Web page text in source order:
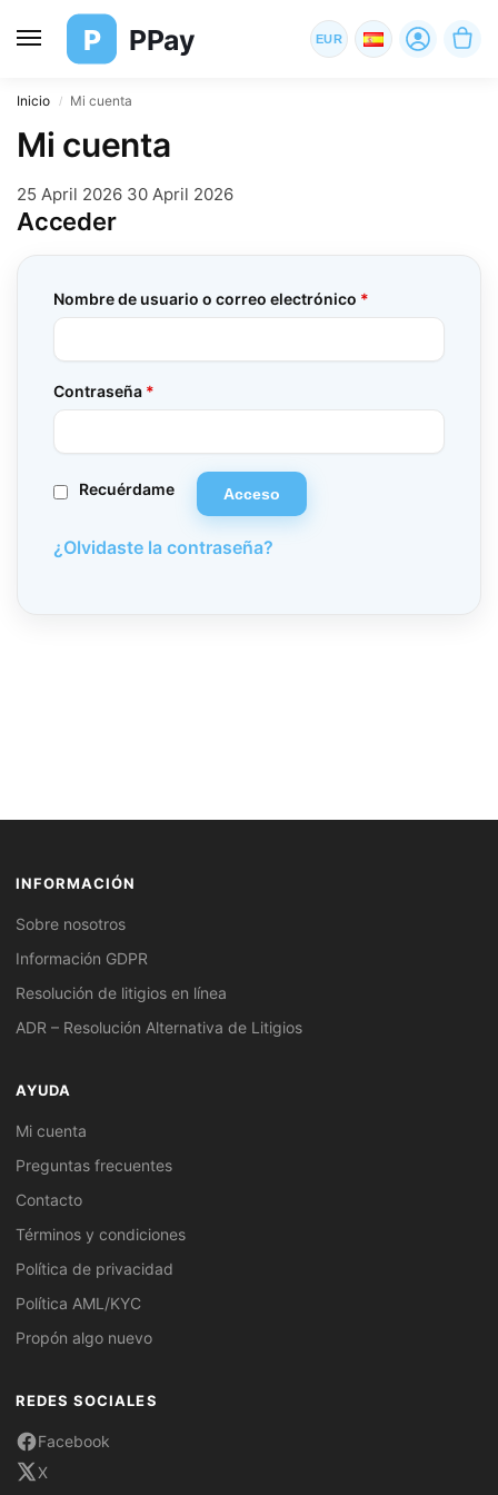
P PPay EUR
Inicio / Mi cuenta
Mi cuenta
25 April 2026 30 April 2026
Acceder
Nombre de usuario o correo electrónico *
Contraseña *
Recuérdame Acceso
¿Olvidaste la contraseña?
INFORMACIÓN
Sobre nosotros
Información GDPR
Resolución de litigios en línea
ADR – Resolución Alternativa de Litigios
AYUDA
Mi cuenta
Preguntas frecuentes
Contacto
Términos y condiciones
Política de privacidad
Política AML/KYC
Propón algo nuevo
REDES SOCIALES
Facebook
X